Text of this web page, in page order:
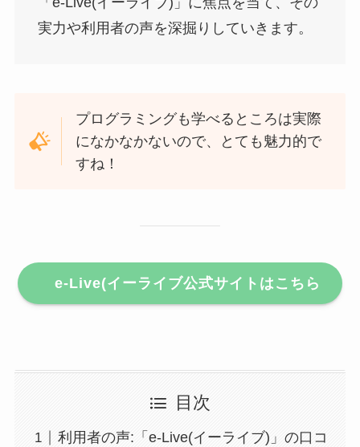
実力や利用者の声を深掘りしていきます。
プログラミングも学べるところは実際
になかなかないので、とても魅力的で
すね！
e-Live(イーライブ公式サイトはこちら
目次
利用者の声:「e-Live(イーライブ)」の口コ